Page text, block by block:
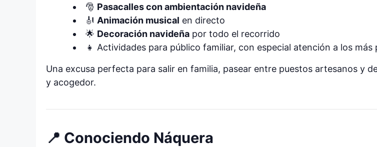
🎅 Pasacalles con ambientación navideña
🎻 Animación musical en directo
🌟 Decoración navideña por todo el recorrido
👧 Actividades para público familiar, con especial atención a los más
Una excusa perfecta para salir en familia, pasear entre puestos artesanos y
y acogedor.
📍 Conociendo Náquera